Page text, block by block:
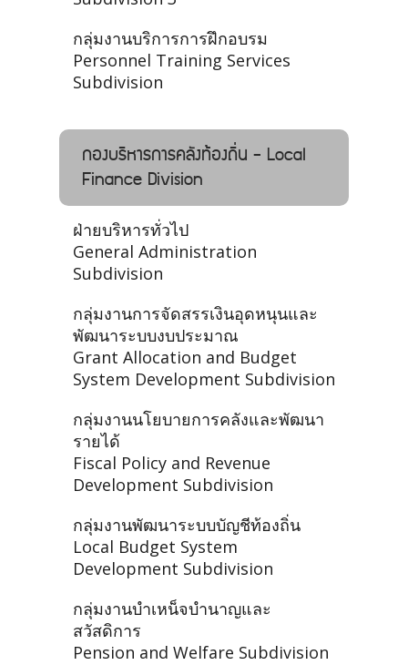
กลุ่มงานบริการการฝึกอบรม
Personnel Training Services
Subdivision
กองบริหารการคลังท้องถิ่น - Local
Finance Division
ฝ่ายบริหารทั่วไป
General Administration
Subdivision
กลุ่มงานการจัดสรรเงินอุดหนุนและ
พัฒนาระบบงบประมาณ
Grant Allocation and Budget
System Development Subdivision
กลุ่มงานนโยบายการคลังและพัฒนา
รายได้
Fiscal Policy and Revenue
Development Subdivision
กลุ่มงานพัฒนาระบบบัญชีท้องถิ่น
Local Budget System
Development Subdivision
กลุ่มงานบำเหน็จบำนาญและ
สวัสดิการ
Pension and Welfare Subdivision